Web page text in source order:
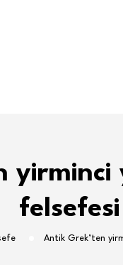
yirminci
felsefesi
Antik Grek’ten